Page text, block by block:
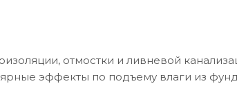
отмостки и ливневой
эффекты по подъему влаги из